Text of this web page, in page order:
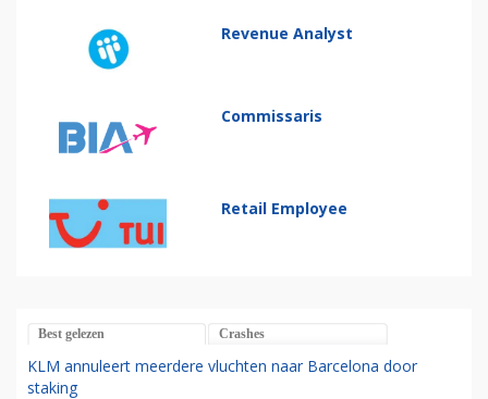
Revenue Analyst
Commissaris
Retail Employee
Best gelezen Crashes
KLM annuleert meerdere vluchten naar Barcelona door
staking